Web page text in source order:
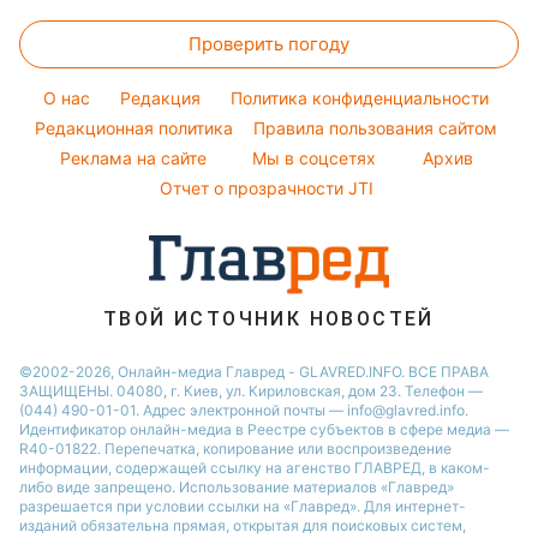
Ольга Сумская
Филипп Киркоров
Новости Ровно
Праздничное меню
Народные приметы
Все о шоу-бизнесе
Погода на сегодня
Погода на завтра
Пылевая буря
Уборка
Комнатные растения
Авто
Проверить погоду
O нас Редакция
Политика конфиденциальности
Редакционная политика
Правила пользования сайтом
Реклама на сайте
Мы в соцсетях
Архив
Отчет о прозрачности JTI
ТВОЙ ИСТОЧНИК НОВОСТЕЙ
©2002-2026, Онлайн-медиа Главред - GLAVRED.INFO. ВСЕ ПРАВА
ЗАЩИЩЕНЫ. 04080, г. Киев, ул. Кириловская, дом 23. Телефон —
(044) 490-01-01. Адрес электронной почты — info@glavred.info.
Идентификатор онлайн-медиа в Реестре cубъектов в сфере медиа —
R40-01822. Перепечатка, копирование или воспроизведение
информации, содержащей ссылку на агенство ГЛАВРЕД, в каком-
либо виде запрещено. Использование материалов «Главред»
разрешается при условии ссылки на «Главред». Для интернет-
изданий обязательна прямая, открытая для поисковых систем,